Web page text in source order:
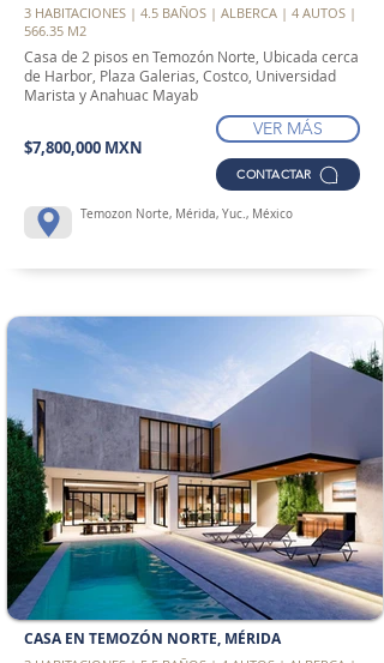
3 HABITACIONES | 4.5 BAÑOS | ALBERCA | 4 AUTOS |
566.35 M2
Casa de 2 pisos en Temozón Norte, Ubicada cerca
de Harbor, Plaza Galerias, Costco, Universidad
Marista y Anahuac Mayab
$7,800,000 MXN
VER MÁS
CONTACTAR
Temozon Norte, Mérida, Yuc., México
CASA EN TEMOZÓN NORTE, MÉRIDA